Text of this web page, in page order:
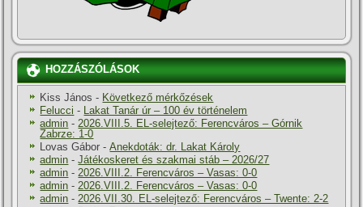
HOZZÁSZÓLÁSOK
Kiss János - Következő mérkőzések
Felucci - Lakat Tanár úr – 100 év történelem
admin - 2026.VIII.5. EL-selejtező: Ferencváros – Górnik
Zabrze: 1-0
Lovas Gábor -Anekdoták: dr. Lakat Károly
admin -Játékoskeret és szakmai stáb – 2026/27
admin - 2026.VIII.2. Ferencváros – Vasas: 0-0
admin - 2026.VIII.2. Ferencváros – Vasas: 0-0
admin - 2026.VII.30. EL-selejtező: Ferencváros – Twente: 2-2